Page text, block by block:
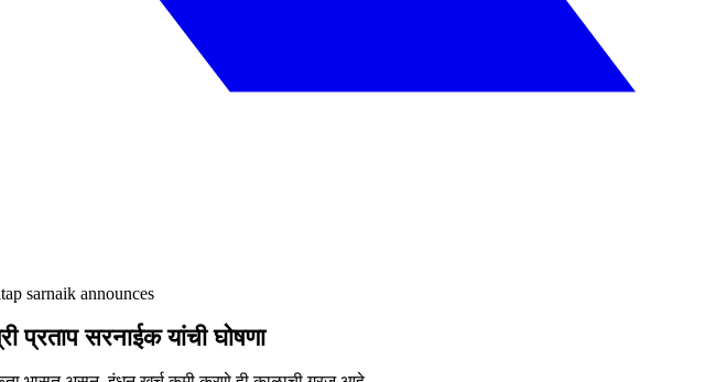
sarnaik announces
प्रताप सरनाईक यांची घोषणा